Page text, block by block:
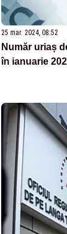
25 mar. 2024, 08:52
Număr uriaș
în ianuarie